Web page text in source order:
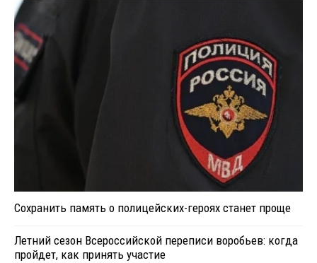
Сохранить память о полицейских-героях станет проще
Летний сезон Всероссийской переписи воробьев: когда
пройдет, как принять участие